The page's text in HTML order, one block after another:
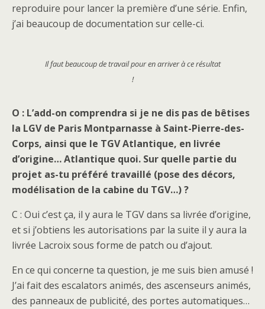
reproduire pour lancer la première d’une série. Enfin,
j’ai beaucoup de documentation sur celle-ci.
Il faut beaucoup de travail pour en arriver à ce résultat
!
O : L’add-on comprendra si je ne dis pas de bêtises
la LGV de Paris Montparnasse à Saint-Pierre-des-
Corps, ainsi que le TGV Atlantique, en livrée
d’origine… Atlantique quoi. Sur quelle partie du
projet as-tu préféré travaillé (pose des décors,
modélisation de la cabine du TGV…) ?
C : Oui c’est ça, il y aura le TGV dans sa livrée d’origine,
et si j’obtiens les autorisations par la suite il y aura la
livrée Lacroix sous forme de patch ou d’ajout.
En ce qui concerne ta question, je me suis bien amusé !
J’ai fait des escalators animés, des ascenseurs animés,
des panneaux de publicité, des portes automatiques…